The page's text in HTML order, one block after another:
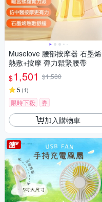
Muselove 腰部按摩器 石墨烯
熱敷+按摩 彈力鬆緊腰帶
$1,501 $1,580
5 (1)
限時下殺 券
加入購物車